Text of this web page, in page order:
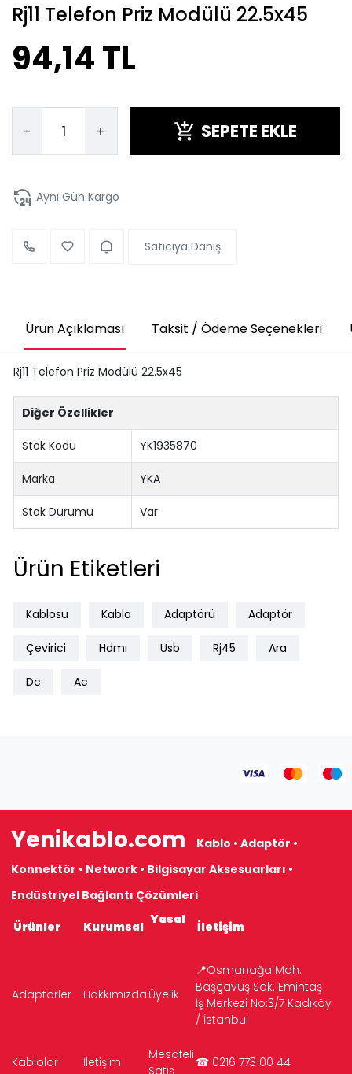
Rj11 Telefon Priz Modülü 22.5x45
94,14 TL
- + SEPETE EKLE
Aynı Gün Kargo
Satıcıya Danış
Ürün Açıklaması Taksit / Ödeme Seçenekleri
Rj11 Telefon Priz Modülü 22.5x45
Diğer Özellikler
Stok Kodu YK1935870
Marka YKA
Stok Durumu Var
Ürün Etiketleri
Kablosu Kablo Adaptörü Adaptör
Çevirici Hdmı Usb Rj45 Ara
Dc Ac
Yenikablo.com
Kablo • Adaptör •
Konnektör • Network • Bilgisayar Aksesuarları •
Endüstriyel Bağlantı Çözümleri
Ürünler
Kurumsal Yasal İletişim
Adaptörler Hakkımızda Üyelik
📍Osmanağa Mah.
Başçavuş Sok. Emintaş
İş Merkezi No:3/7 Kadıköy
/ İstanbul
Kablolar İletişim
Mesafeli ☎ 0216 773 00 44